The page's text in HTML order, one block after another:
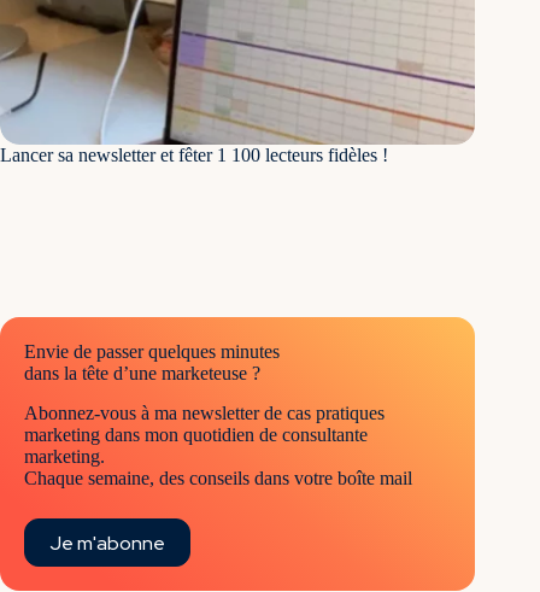
Lancer sa newsletter et fêter 1 100 lecteurs fidèles !
Envie de passer quelques minutes
dans la tête d’une marketeuse ?
Abonnez-vous à ma newsletter de cas pratiques
marketing dans mon quotidien de consultante
marketing.
Chaque semaine, des conseils dans votre boîte mail
Je m'abonne